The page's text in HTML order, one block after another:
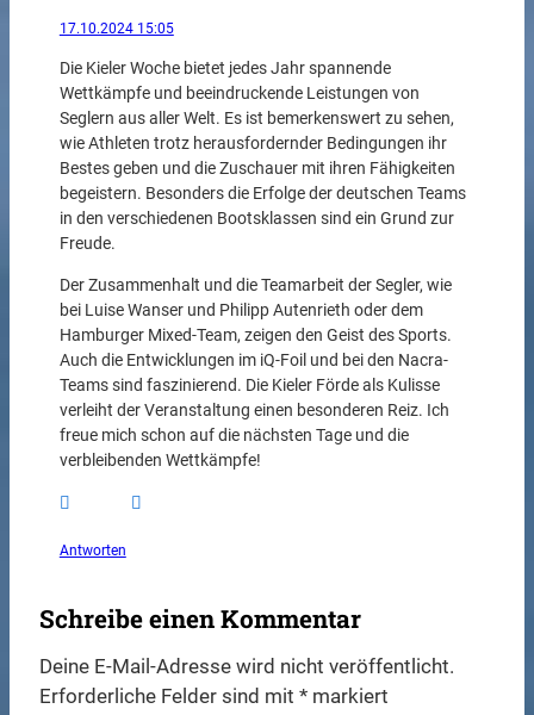
17.10.2024 15:05
Die Kieler Woche bietet jedes Jahr spannende
Wettkämpfe und beeindruckende Leistungen von
Seglern aus aller Welt. Es ist bemerkenswert zu sehen,
wie Athleten trotz herausfordernder Bedingungen ihr
Bestes geben und die Zuschauer mit ihren Fähigkeiten
begeistern. Besonders die Erfolge der deutschen Teams
in den verschiedenen Bootsklassen sind ein Grund zur
Freude.
Der Zusammenhalt und die Teamarbeit der Segler, wie
bei Luise Wanser und Philipp Autenrieth oder dem
Hamburger Mixed-Team, zeigen den Geist des Sports.
Auch die Entwicklungen im iQ-Foil und bei den Nacra-
Teams sind faszinierend. Die Kieler Förde als Kulisse
verleiht der Veranstaltung einen besonderen Reiz. Ich
freue mich schon auf die nächsten Tage und die
verbleibenden Wettkämpfe!
Antworten
Schreibe einen Kommentar
Deine E-Mail-Adresse wird nicht veröffentlicht.
Erforderliche Felder sind mit* markiert